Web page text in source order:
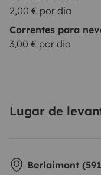
2,00 € por dia
Correntes para
3,00 € por dia
Lugar de
Berlaimont